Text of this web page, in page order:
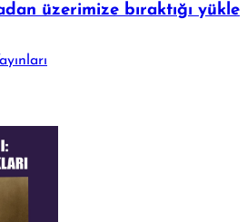
üzerimize bıraktığı yükle